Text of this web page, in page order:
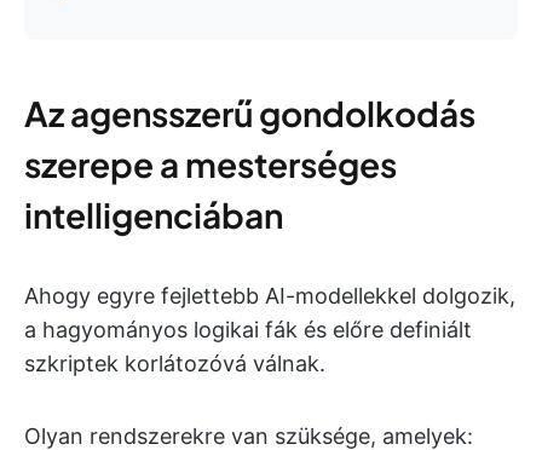
Az agensszerű gondolkodás
szerepe a mesterséges
intelligenciában
Ahogy egyre fejlettebb AI-modellekkel dolgozik,
a hagyományos logikai fák és előre definiált
szkriptek korlátozóvá válnak.
Olyan rendszerekre van szüksége, amelyek: